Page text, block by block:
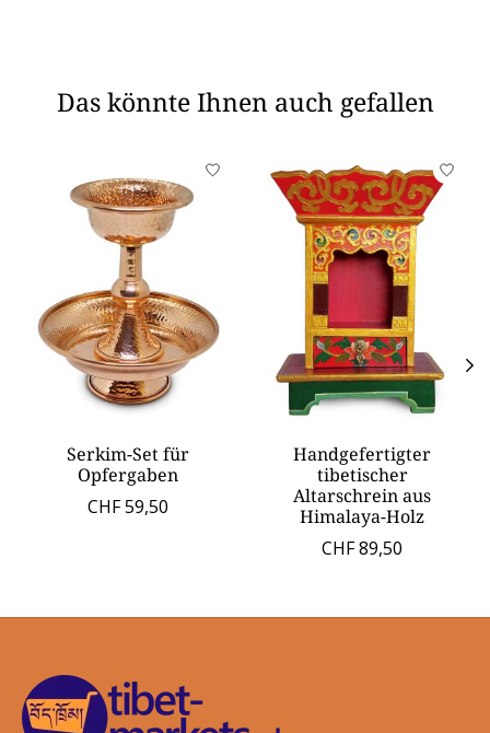
Das könnte Ihnen auch gefallen
Produkt-Karussell-Artikel
Serkim-Set für
Opfergaben
CHF 59,50
Handgefertigter
tibetischer
Altarschrein aus
Himalaya-Holz
CHF 89,50